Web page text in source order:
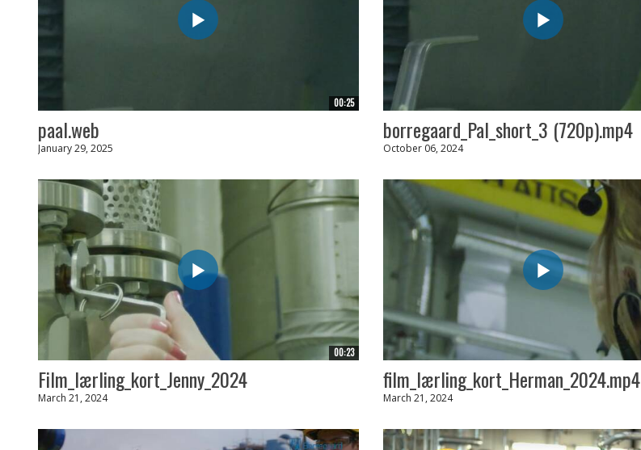
00:25
paal.web
January 29, 2025
borregaard_Pal_short_3 (720p).mp4
October 06, 2024
00:23
Film_lærling_kort_Jenny_2024
March 21, 2024
film_lærling_kort_Herman_2024.mp4
March 21, 2024